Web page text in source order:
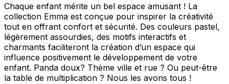
Chaque enfant mérite un bel espace amusant ! La
collection Emma est conçue pour inspirer la créativité
tout en offrant confort et sécurité. Des couleurs pastel,
légèrement assourdies, des motifs interactifs et
charmants faciliteront la création d’un espace qui
influence positivement le développement de votre
enfant. Panda doux? Thème ville et rue ? Ou peut-être
la table de multiplication ? Nous les avons tous !
Les cookies non classés sont des cookies qui sont en processus de
classification, en collaboration avec les fournisseurs de cookies
individuels.
Rejeter
Enregistrer mes préférences